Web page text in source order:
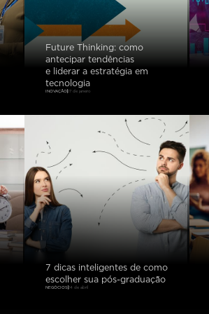
Future Thinking: como
antecipar tendências
e liderar a estratégia em
tecnologia
INOVAÇÃO27 de janeiro
7 dicas inteligentes de como
escolher sua pós-graduação
NEGÓCIOS 24 de abril